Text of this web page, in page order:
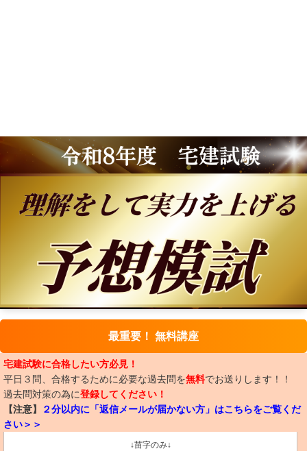
最重要！ 無料講座
宅建試験に合格したい方必見！
平日３問、合格するために必要な過去問を無料でお送りします！！
過去問対策の為に登録してください！
【注意】
２分以内に「返信メールが届かない方」はこちらをご覧くだ
さい＞＞
↓苗字のみ↓